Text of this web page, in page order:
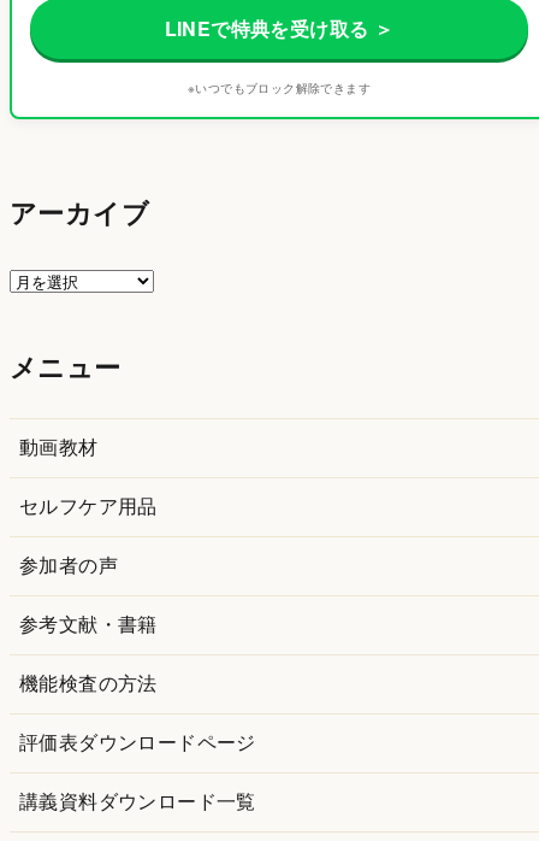
LINEで特典を受け取る ＞
※いつでもブロック解除できます
アーカイブ
ア
イ
メニュー
動画教材
セルフケア用品
参加者の声
参考文献・書籍
機能検査の方法
評価表ダウンロードページ
講義資料ダウンロード一覧